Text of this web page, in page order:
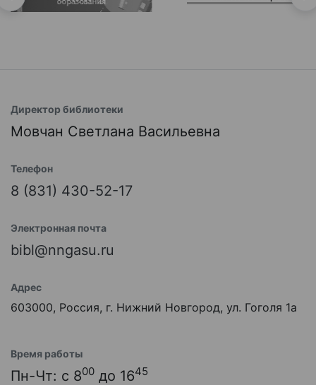
Директор библиотеки
Мовчан Светлана Васильевна
Телефон
8 (831) 430-52-17
Электронная почта
bibl@nngasu.ru
Адрес
603000, Россия, г. Нижний Новгород, ул. Гоголя 1а
Время работы
Пн-Чт: с 800 до 1645